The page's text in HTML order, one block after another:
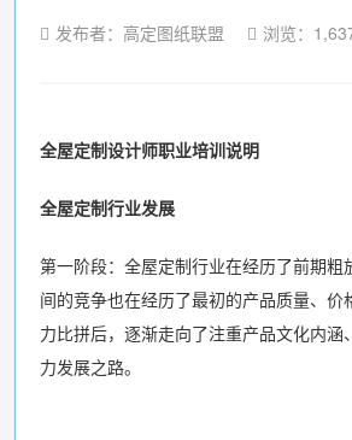
发布者：高定图纸联盟 浏览：
全屋定制设计师职业培训说明
全屋定制行业发展
第一阶段：全屋定制行业在经历了前期粗
间的竞争也在经历了最初的产品质量、价
力比拼后，逐渐走向了注重产品文化内涵
力发展之路。